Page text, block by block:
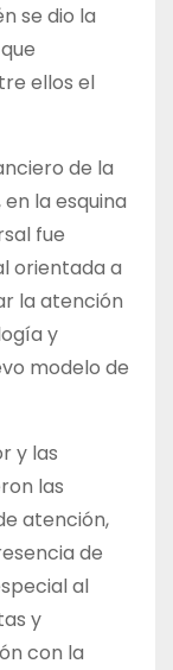
se dio la
ellos el
de la
la esquina
fue
orientada a
la atención
y
modelo de
y las
las
atención,
de
al
y
con la